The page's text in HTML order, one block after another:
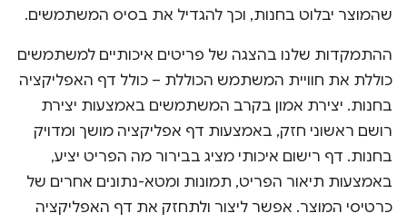
שהמוצר יבלוט בחנות, וכך להגדיל את בסיס המשתמשים.
ההתמקדות שלנו בהצגה של פריטים איכותיים למשתמשים
כוללת את חוויית המשתמש הכוללת – כולל דף האפליקציה
בחנות. יצירת אמון בקרב המשתמשים באמצעות יצירת
רושם ראשוני חזק, באמצעות דף אפליקציה מושך ומדויק
בחנות. דף רישום איכותי מציג בבירור מה הפריט יציע,
באמצעות תיאור הפריט, תמונות ומטא-נתונים אחרים של
כרטיסי המוצר. אפשר ליצור ולתחזק את דף האפליקציה